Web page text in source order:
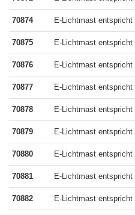
70874 E-Lichtmast entspricht
70875 E-Lichtmast entspricht
70876 E-Lichtmast entspricht
70877 E-Lichtmast entspricht
70878 E-Lichtmast entspricht
70879 E-Lichtmast entspricht
70880 E-Lichtmast entspricht
70881 E-Lichtmast entspricht
70882 E-Lichtmast entspricht